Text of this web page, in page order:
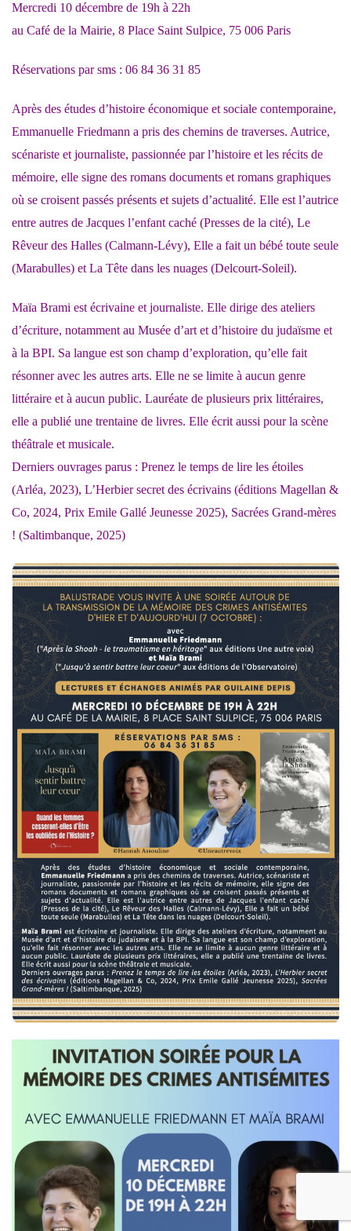
Mercredi 10 décembre de 19h à 22h
au Café de la Mairie, 8 Place Saint Sulpice, 75 006 Paris
Réservations par sms : 06 84 36 31 85
Après des études d’histoire économique et sociale contemporaine,
Emmanuelle Friedmann a pris des chemins de traverses. Autrice,
scénariste et journaliste, passionnée par l’histoire et les récits de
mémoire, elle signe des romans documents et romans graphiques
où se croisent passés présents et sujets d’actualité. Elle est l’autrice
entre autres de Jacques l’enfant caché (Presses de la cité), Le
Rêveur des Halles (Calmann-Lévy), Elle a fait un bébé toute seule
(Marabulles) et La Tête dans les nuages (Delcourt-Soleil).
Maïa Brami est écrivaine et journaliste. Elle dirige des ateliers
d’écriture, notamment au Musée d’art et d’histoire du judaïsme et
à la BPI. Sa langue est son champ d’exploration, qu’elle fait
résonner avec les autres arts. Elle ne se limite à aucun genre
littéraire et à aucun public. Lauréate de plusieurs prix littéraires,
elle a publié une trentaine de livres. Elle écrit aussi pour la scène
théâtrale et musicale.
Derniers ouvrages parus : Prenez le temps de lire les étoiles
(Arléa, 2023), L’Herbier secret des écrivains (éditions Magellan &
Co, 2024, Prix Emile Gallé Jeunesse 2025), Sacrées Grand-mères
! (Saltimbanque, 2025)